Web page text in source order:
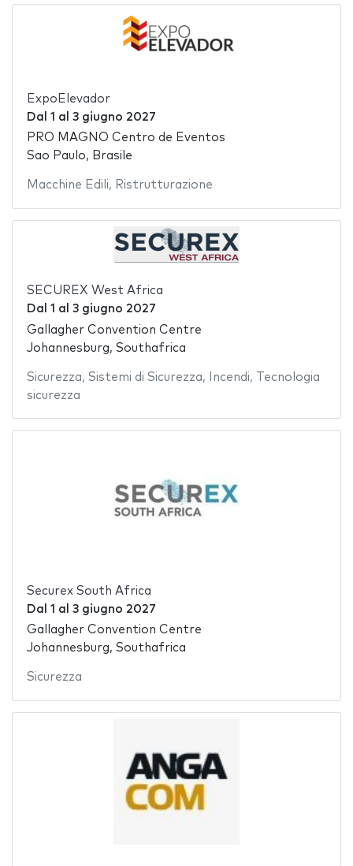
ExpoElevador
Dal 1 al 3 giugno 2027
PRO MAGNO Centro de Eventos
Sao Paulo, Brasile
Macchine Edili, Ristrutturazione
SECUREX West Africa
Dal 1 al 3 giugno 2027
Gallagher Convention Centre
Johannesburg, Southafrica
Sicurezza, Sistemi di Sicurezza, Incendi,
Tecnologia
sicurezza
Securex South Africa
Dal 1 al 3 giugno 2027
Gallagher Convention Centre
Johannesburg, Southafrica
Sicurezza